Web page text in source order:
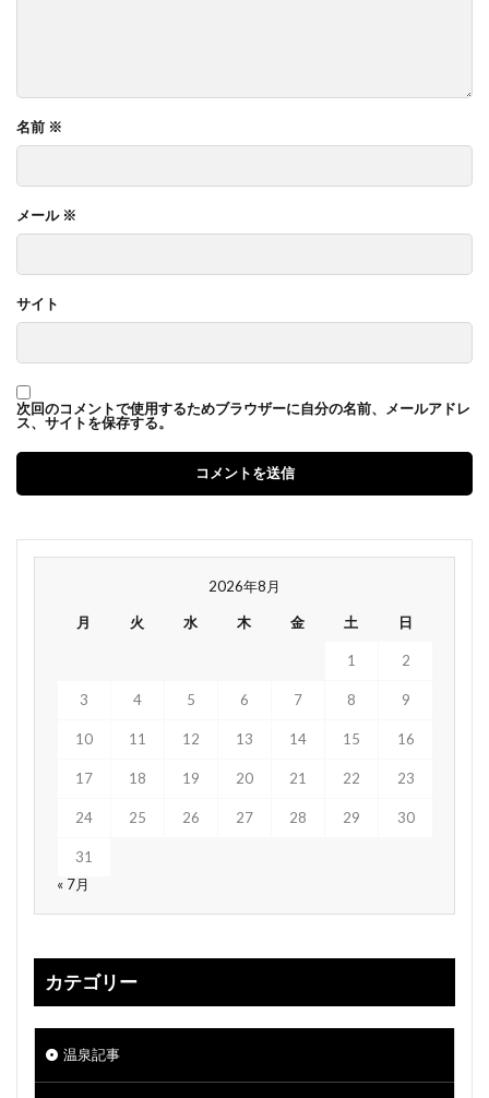
名前 ※
メール ※
サイト
次回のコメントで使用するためブラウザーに自分の名前、メールアドレ
ス、サイトを保存する。
2026年8月
月 火 水 木 金 土 日
1 2
3 4 5 6 7 8 9
10 11 12 13 14 15 16
17 18 19 20 21 22 23
24 25 26 27 28 29 30
31
« 7月
カテゴリー
温泉記事